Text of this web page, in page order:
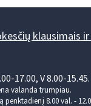
klausimais
17.00, V 8.00-15.45.
valanda trumpiau.
penktadienį 8.00 val. -